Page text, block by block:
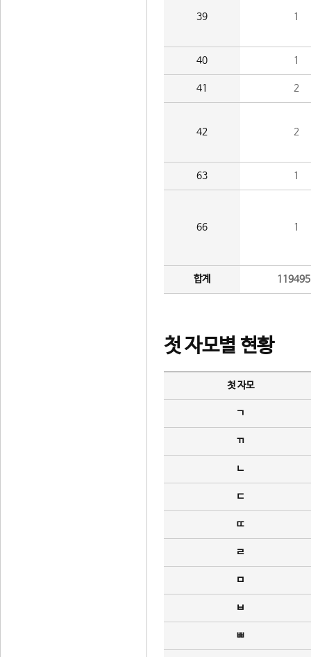
39 1
40 1
41 2
42 2
63 1
66 1
합계
첫 자모별 현황
첫 자모
ㄱ
ㄲ
ㄴ
ㄷ
ㄸ
ㄹ
ㅁ
ㅂ
ㅃ